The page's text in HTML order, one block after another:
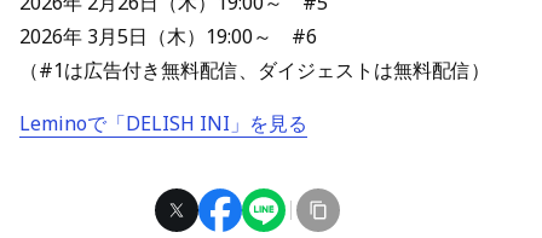
2026年 3月5日（木）19:00～ #6
（#1は広告付き無料配信、ダイジェストは無料配信）
Leminoで「DELISH INI」を見る